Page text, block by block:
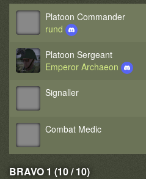
Platoon Commander
rund
Platoon Sergeant
Emperor Archaeon
Signaller
Combat Medic
BRAVO 1 (10 / 10)